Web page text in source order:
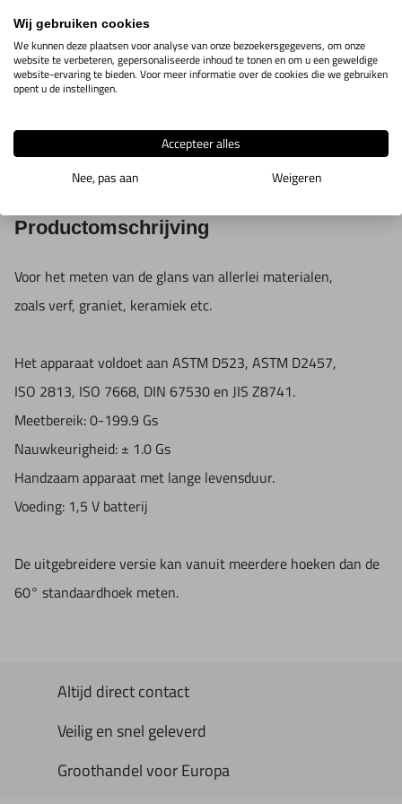
6M66.1.02
glansmeter
meethoek
20°/60°/85°
Toon info
IN WINKELWAGEN
Productomschrijving
Voor het meten van de glans van allerlei materialen,
zoals verf, graniet, keramiek etc.
Het apparaat voldoet aan ASTM D523, ASTM D2457,
ISO 2813, ISO 7668, DIN 67530 en JIS Z8741.
Meetbereik: 0-199.9 Gs
Nauwkeurigheid: ± 1.0 Gs
Handzaam apparaat met lange levensduur.
Voeding: 1,5 V batterij
De uitgebreidere versie kan vanuit meerdere hoeken dan de
60° standaardhoek meten.
Altijd direct contact
Veilig en snel geleverd
Groothandel voor Europa
Wij gebruiken cookies
We kunnen deze plaatsen voor analyse van onze bezoekersgegevens, om onze
website te verbeteren, gepersonaliseerde inhoud te tonen en om u een geweldige
website-ervaring te bieden. Voor meer informatie over de cookies die we gebruiken
opent u de instellingen.
Accepteer alles
Nee, pas aan
Weigeren